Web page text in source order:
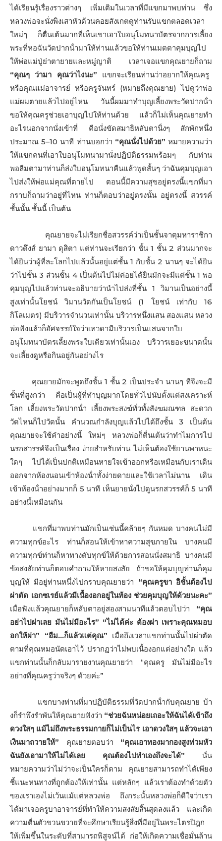
ได้เรียนรู้เรื่องราวต่างๆ เพิ่มเติมในเวลาที่มีแขกมาพบท่าน ซึ่ง
หลวงพ่อจะนั่งพิงเสาหัวด้วนคอยสังเกตดูท่านรับแขกตลอดเวลา
ใหม่ๆ ก็ตื่นเต้นมากที่เห็นเขาเอาใบอนุโมทนาบัตรจากการเลี้ยง
พระที่หอฉันวัดปากน้ํามาให้ท่านแล้วขอให้ท่านเมตตาคุมบุญไป
ให้พ่อแม่ปู่ย่าตายายและหมู่ญาติ เวลาเจอแขกคุณยายก็ถาม
“คุณๆ ว่ามา คุณว่าไงนะ” แขกจะเรียนท่านว่าอยากให้คุณครู
หรือคุณแม่อาจารย์ หรือครูจันทร์ (หมายถึงคุณยาย) ไปดูว่าพ่อ
แม่ผมตายแล้วไปอยู่ไหน วันนี้ผมมาทําบุญเลี้ยงพระวัดปากน้ํา
ขอให้คุณครูช่วยเอาบุญไปให้ท่านด้วย แล้วก็ไม่เห็นคุณยายทํา
อะไรนอกจากนั่งเข้าที่ คือนั่งขัดสมาธิหลับตานิ่งๆ สักพักหนึ่ง
ประมาณ 5–10 นาที ท่านบอกว่า “คุณนั่งไปด้วย” หมายความว่า
ให้แขกคนที่เอาใบอนุโมทนามานั่งปฏิบัติธรรมพร้อมๆ กับท่าน
พอลืมตามาท่านก็ส่งใบอนุโมทนาคืนแล้วพูดสั้นๆ ว่าฉันคุมบุญเอา
ไปส่งให้พ่อแม่คุณที่ตายไป ตอนนี้มีความสุขอยู่ตรงนี้แขกที่มา
กราบก็ถามว่าอยู่ที่ไหน ท่านก็ตอบว่าอยู่ตรงนั้น อยู่ตรงนี้ สวรรค์
ชั้นนั้น ชั้นนี้ เป็นต้น
คุณยายจะไม่เรียกชื่อสวรรค์ว่าเป็นชั้นจาตุมหาราชิกา
ดาวดึงส์ ยามา ดุสิตา แต่ท่านจะเรียกว่า ชั้น 1 ชั้น 2 ส่วนมากจะ
ได้ยินว่าผู้ที่ละโลกไปแล้วนั้นอยู่แต่ชั้น 1 กับชั้น 2 นานๆ จะได้ยิน
ว่าไปชั้น 3 ส่วนชั้น 4 เป็นต้นไปไม่ค่อยได้ยินมักจะมีแต่ชั้น 1 พอ
คุมบุญไปแล้วท่านจะอธิบายว่านําไปส่งที่ชั้น 1 วิมานเป็นอย่างนี้
สูงเท่านั้นโยชน์ วิมานวัดกันเป็นโยชน์ (1 โยชน์ เท่ากับ 16
กิโลเมตร) มีบริวารจํานวนเท่านั้น บริวารหนึ่งแสน สองแสน หลวง
พ่อฟังแล้วก็อัศจรรย์ใจว่าเทวดามีบริวารเป็นแสนจากใบ
อนุโมทนาบัตรเลี้ยงพระใบเดียวเท่านั้นเอง บริวารเยอะขนาดนั้น
จะเลี้ยงดูหรือกินอยู่กันอย่างไร
คุณยายมักจะพูดถึงชั้น 1 ชั้น 2 เป็นประจํา นานๆ ทีจึงจะมี
ชั้นที่สูงกว่า คือเป็นผู้ที่ทําบุญมากโดยทั่วไปนับตั้งแต่สงเคราะห์
โลก เลี้ยงพระวัดปากน้ํา เลี้ยงพระสงฆ์ทั่วทั้งสังฆมณฑล สะดวก
วัดไหนก็ไปวัดนั้น คํานวณกําลังบุญแล้วไปได้ถึงชั้น 3 เป็นต้น
คุณยายจะใช้คําอย่างนี้ ใหม่ๆ หลวงพ่อก็ตื่นเต้นว่าทําไมการไป
นรกสวรรค์จึงเป็นเรื่อง ง่ายสําหรับท่าน ไม่เห็นต้องใช้ยานพาหนะ
ใดๆ ไปได้เป็นปกติเหมือนหายใจเข้าออกหรือเหมือนกับเราเดิน
ออกจากห้องนอนเข้าห้องน้ําทั้งง่ายดายและใช้เวลาไม่นาน เดิน
เข้าห้องน้ําอย่างมากก็ 5 นาที เห็นยายนั่งไปดูนรกสวรรค์ก็ 5 นาที
อย่างนี้เหมือนกัน
แขกที่มาพบท่านมักเป็นเช่นนี้คล้ายๆ กันหมด บางคนไม่มี
ความทุกข์อะไร ท่านก็สอนให้เข้าหาความสุขภายใน บางคนมี
ความทุกข์ท่านก็หาทางดับทุกข์ให้ด้วยการสอนนั่งสมาธิ บางคนมี
ข้อสงสัยท่านก็ตอบคําถามให้หายสงสัย ถ้าขอให้คุมบุญท่านก็คุม
บุญให้ มีอยู่ท่านหนึ่งไปกราบคุณยายว่า “คุณครูขา อิชั้นต้องไป
ผ่าตัด เอกซเรย์แล้วมีเนื้องอกอยู่ในท้อง ช่วยคุมบุญให้ด้วยนะคะ”
เมื่อฟังแล้วคุณยายก็หลับตาอยู่สองสามนาทีแล้วตอบไปว่า “คุณ
อย่าไปผ่าเลย มันไม่มีอะไร” “ไม่ได้ค่ะ ต้องผ่า เพราะคุณหมอบ
อกให้ผ่า” “อืม…ก็แล้วแต่คุณ” เมื่อถึงเวลาแขกท่านนั้นไปผ่าตัด
ตามที่คุณหมอนัดเอาไว้ ปรากฏว่าไม่พบเนื้องอกแต่อย่างใด แล้ว
แขกท่านนั้นก็กลับมารายงานคุณยายว่า “คุณครู มันไม่มีอะไร
อย่างที่คุณครูว่าจริงๆ ด้วยค่ะ”
แขกบางท่านที่มาปฏิบัติธรรมที่วัดปากน้ํากับคุณยาย บ้า
งก็รําพึงรําพันให้คุณยายฟังว่า “ช่วยฉันหน่อยเถอะให้ฉันได้เข้าถึง
ดวงใสๆ แม้ไม่ถึงพระธรรมกายก็ไม่เป็นไร เอาดวงใสๆ แล้วจะเอา
เงินมาถวายให้” คุณยายตอบว่า “คุณเอาทองมากองสูงท่วมหัว
ฉันยังเอามาให้ไม่ได้เลย คุณต้องไปทําเองถึงจะได้” นั่น
หมายความว่าไม่ว่าจะเป็นใครก็ตาม คุณยายสามารถทําได้เพียง
ชี้แนะหนทางที่ถูกต้องให้เท่านั้น แต่หลักๆ แล้วเราต้องทําด้วยตัว
ของเราเองไม่เว้นแม้แต่หลวงพ่อ ถึงกระนั้นหลวงพ่อก็ดีใจว่าเรา
ได้มาเจอครูบาอาจารย์ที่ทําให้ความสงสัยสิ้นสุดลงแล้ว และเกิด
ความตื่นตัวขวนขวายที่จะศึกษาเรียนรู้สิ่งที่มีอยู่ในพระไตรปิฎก
ให้เพิ่มขึ้นในระดับที่สามารถพิสูจน์ได้ ก่อให้เกิดความเชื่อมั่นล้าน